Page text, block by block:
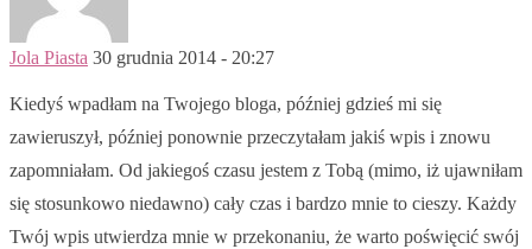
Jola Piasta 30 grudnia 2014 - 20:27
Kiedyś wpadłam na Twojego bloga, później gdzieś mi się
zawieruszył, później ponownie przeczytałam jakiś wpis i znowu
zapomniałam. Od jakiegoś czasu jestem z Tobą (mimo, iż ujawniłam
się stosunkowo niedawno) cały czas i bardzo mnie to cieszy. Każdy
Twój wpis utwierdza mnie w przekonaniu, że warto poświęcić swój